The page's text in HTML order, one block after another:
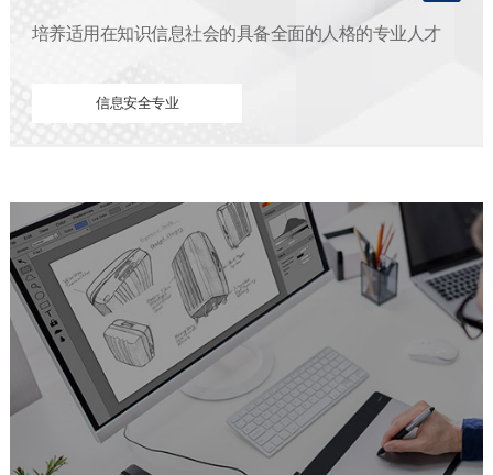
培养适用在知识信息社会的具备全面的人格的专业人才
信息安全专业